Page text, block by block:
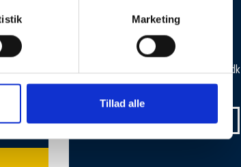
Marketing
Tillad alle
Lyshøjvej 8
3650 Ølstykke
vsautomobiler@mail.dk
vsautomobiler.dk
SE VORES PROFIL